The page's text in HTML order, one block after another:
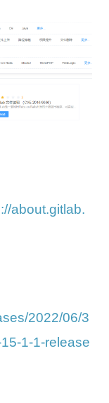
about.gitlab.
2022/06/3
1-1-release